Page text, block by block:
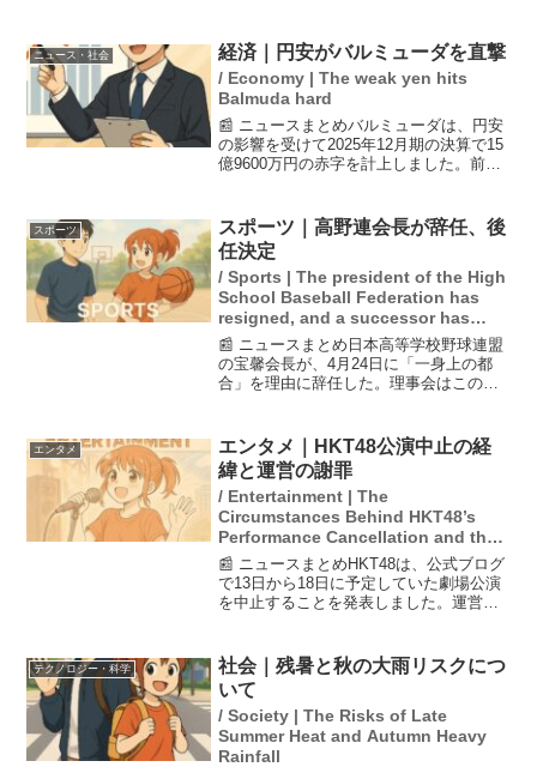
男児が入院しているとのことです。保健
所はこれを食...
ニュース・社会 経済｜円安がバルミューダを直撃
/ Economy | The weak yen hits
Balmuda hard
📰 ニュースまとめバルミューダは、円安
の影響を受けて2025年12月期の決算で15
億9600万円の赤字を計上しました。前年
す。これにより、バルミューダは4年連続
で厳し...
スポーツ
スポーツ｜高野連会長が辞任、後
任決定
/ Sports | The president of the High
School Baseball Federation has
resigned, and a successor has
been appointed.
📰 ニュースまとめ日本高等学校野球連盟
の宝馨会長が、4月24日に「一身上の都
合」を理由に辞任した。理事会はこの辞
景には外部からの情報提供があり、高野
連は厳重注意を受けた...
エンタメ
エンタメ｜HKT48公演中止の経
緯と運営の謝罪
/ Entertainment | The
Circumstances Behind HKT48’s
Performance Cancellation and the
Management’s Apology
📰 ニュースまとめHKT48は、公式ブログ
で13日から18日に予定していた劇場公演
を中止することを発表しました。運営側
明しています。このため、公演を万全の
体制で行うこと...
テクノロジー・科学
社会｜残暑と秋の大雨リスクにつ
いて
/ Society | The Risks of Late
Summer Heat and Autumn Heavy
Rainfall